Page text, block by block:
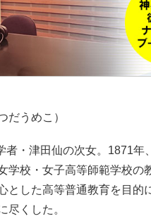
だうめこ）
者・津田仙の次女。1871
学校・女子高等師範学校
とした高等普通教育を目的
尽くした。